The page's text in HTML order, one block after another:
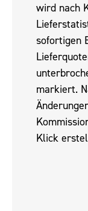
wird nach
sofortigen
markiert.
Klick